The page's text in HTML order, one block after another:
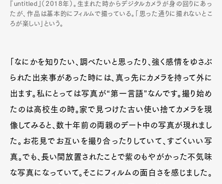
『untitled』（2018年）。生まれた時からデジタルカメラが身の回りにあっ
たが、作品は基本的にフィルムで撮っている。「思った通りに撮れないとこ
ろが楽しい」という。
「なにかを知りたい、調べたいと思ったり、強く感情をゆさぶ
られた出来事があった時には、真っ先にカメラを持って外に
出ます。私にとっては写真が“第一言語”なんです。撮り始め
たのは高校生の時。家で見つけた古い使い捨てカメラを現
像してみると、数十年前の両親のデート中の写真が現れまし
た。お花見でお互いを撮り合ったりしていて、すごくいい写
真。でも、長い間放置されたことで紫のもやがかった不気味
な写真になっていて。そこにフィルムの面白さを感じました。